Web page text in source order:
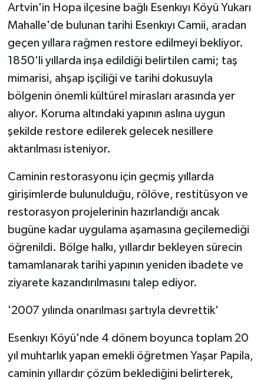
Artvin'in Hopa ilçesine bağlı Esenkıyı Köyü Yukarı
Mahalle'de bulunan tarihi Esenkıyı Camii, aradan
geçen yıllara rağmen restore edilmeyi bekliyor.
1850'li yıllarda inşa edildiği belirtilen cami; taş
mimarisi, ahşap işçiliği ve tarihi dokusuyla
bölgenin önemli kültürel mirasları arasında yer
alıyor. Koruma altındaki yapının aslına uygun
şekilde restore edilerek gelecek nesillere
aktarılması isteniyor.
Caminin restorasyonu için geçmiş yıllarda
girişimlerde bulunulduğu, rölöve, restitüsyon ve
restorasyon projelerinin hazırlandığı ancak
bugüne kadar uygulama aşamasına geçilemediği
öğrenildi. Bölge halkı, yıllardır bekleyen sürecin
tamamlanarak tarihi yapının yeniden ibadete ve
ziyarete kazandırılmasını talep ediyor.
'2007 yılında onarılması şartıyla devrettik'
Esenkıyı Köyü'nde 4 dönem boyunca toplam 20
yıl muhtarlık yapan emekli öğretmen Yaşar Papila,
caminin yıllardır çözüm beklediğini belirterek,